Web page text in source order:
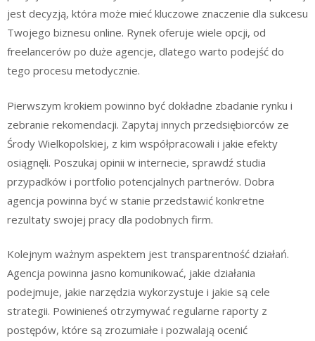
jest decyzją, która może mieć kluczowe znaczenie dla sukcesu
Twojego biznesu online. Rynek oferuje wiele opcji, od
freelancerów po duże agencje, dlatego warto podejść do
tego procesu metodycznie.
Pierwszym krokiem powinno być dokładne zbadanie rynku i
zebranie rekomendacji. Zapytaj innych przedsiębiorców ze
Środy Wielkopolskiej, z kim współpracowali i jakie efekty
osiągnęli. Poszukaj opinii w internecie, sprawdź studia
przypadków i portfolio potencjalnych partnerów. Dobra
agencja powinna być w stanie przedstawić konkretne
rezultaty swojej pracy dla podobnych firm.
Kolejnym ważnym aspektem jest transparentność działań.
Agencja powinna jasno komunikować, jakie działania
podejmuje, jakie narzędzia wykorzystuje i jakie są cele
strategii. Powinieneś otrzymywać regularne raporty z
postępów, które są zrozumiałe i pozwalają ocenić